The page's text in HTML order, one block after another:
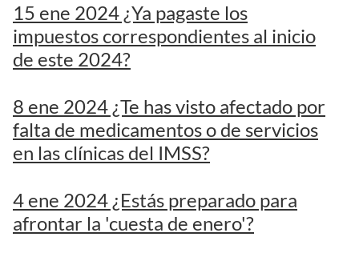
15 ene 2024 ¿Ya pagaste los
impuestos correspondientes al inicio
de este 2024?
8 ene 2024 ¿Te has visto afectado por
falta de medicamentos o de servicios
en las clínicas del IMSS?
4 ene 2024 ¿Estás preparado para
afrontar la 'cuesta de enero'?